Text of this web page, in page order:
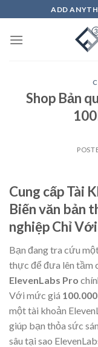
to
content
ADD
Shop Bản
Cung cấp Tài
Biến văn bản
nghiệp Chỉ
Bạn đang tra cứu
thực để đưa lên tầm
ElevenLabs Pro
Với mức giá
một tài khoản
giúp bạn thỏa sức
sâu tại sao